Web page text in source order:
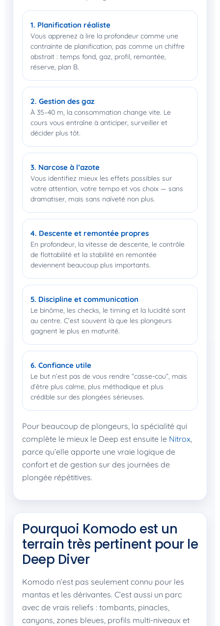
1. Planification réaliste
Vous apprenez à lire la profondeur comme une
contrainte de planification, pas comme un chiffre
abstrait : temps fond, gaz, profil, remontée,
réserve, plan B.
2. Gestion des gaz
À 35–40 m, la consommation change vite. Le
cours vous entraîne à anticiper, surveiller et
décider plus tôt.
3. Narcose à l’azote
Vous identifiez mieux les effets possibles sur
votre attention, votre tempo et vos choix — sans
dramatiser, mais sans naïveté non plus.
4. Descente et remontée propres
En profondeur, la vitesse de descente, le contrôle
de flottabilité et la stabilité en remontée
deviennent beaucoup plus importants.
5. Discipline et communication
Le binôme, les checks, le timing et la lucidité sont
au centre. C’est souvent là que les plongeurs
gagnent le plus en maturité.
6. Confiance utile
Le but n’est pas de vous rendre “casse-cou”, mais
d’être plus calme, plus méthodique et plus
crédible sur des plongées sérieuses.
Pour beaucoup de plongeurs, la spécialité qui
complète le mieux le Deep est ensuite le Nitrox,
parce qu’elle apporte une vraie logique de
confort et de gestion sur des journées de
plongée répétitives.
Pourquoi Komodo est un
terrain très pertinent pour le
Deep Diver
Komodo n’est pas seulement connu pour les
mantas et les dérivantes. C’est aussi un parc
avec de vrais reliefs : tombants, pinacles,
canyons, zones bleues, profils multi-niveaux et